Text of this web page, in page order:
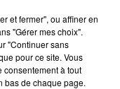
et fermer", ou affiner en
"Gérer mes choix".
"Continuer sans
pour ce site. Vous
consentement à tout
bas de chaque page.